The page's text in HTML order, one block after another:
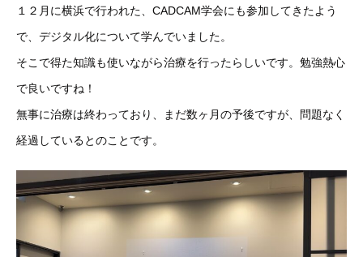
１２月に横浜で行われた、CADCAM学会にも参加してきたよう
で、デジタル化について学んでいました。
そこで得た知識も使いながら治療を行ったらしいです。勉強熱心
で良いですね！
無事に治療は終わっており、まだ数ヶ月の予後ですが、問題なく
経過しているとのことです。